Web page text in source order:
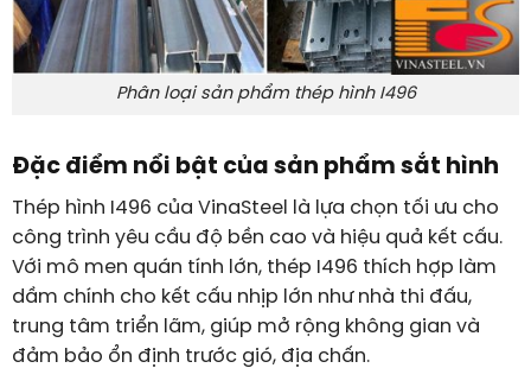
Phân loại sản phẩm thép hình I496
Đặc điểm nổi bật của sản phẩm sắt hình
Thép hình I496 của VinaSteel là lựa chọn tối ưu cho
công trình yêu cầu độ bền cao và hiệu quả kết cấu.
Với mô men quán tính lớn, thép I496 thích hợp làm
dầm chính cho kết cấu nhịp lớn như nhà thi đấu,
trung tâm triển lãm, giúp mở rộng không gian và
đảm bảo ổn định trước gió, địa chấn.